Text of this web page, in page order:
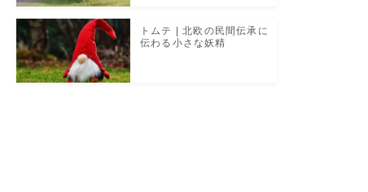
トムテ | 北欧の民間伝承に
伝わる小さな妖精